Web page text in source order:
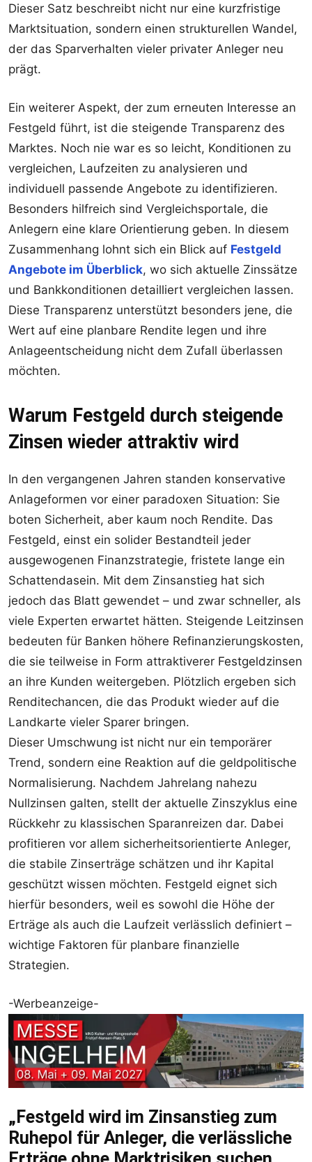
Dieser Satz beschreibt nicht nur eine kurzfristige
Marktsituation, sondern einen strukturellen Wandel,
der das Sparverhalten vieler privater Anleger neu
prägt.
Ein weiterer Aspekt, der zum erneuten Interesse an
Festgeld führt, ist die steigende Transparenz des
Marktes. Noch nie war es so leicht, Konditionen zu
vergleichen, Laufzeiten zu analysieren und
individuell passende Angebote zu identifizieren.
Besonders hilfreich sind Vergleichsportale, die
Anlegern eine klare Orientierung geben. In diesem
Zusammenhang lohnt sich ein Blick auf Festgeld
Angebote im Überblick, wo sich aktuelle Zinssätze
und Bankkonditionen detailliert vergleichen lassen.
Diese Transparenz unterstützt besonders jene, die
Wert auf eine planbare Rendite legen und ihre
Anlageentscheidung nicht dem Zufall überlassen
möchten.
Warum Festgeld durch steigende
Zinsen wieder attraktiv wird
In den vergangenen Jahren standen konservative
Anlageformen vor einer paradoxen Situation: Sie
boten Sicherheit, aber kaum noch Rendite. Das
Festgeld, einst ein solider Bestandteil jeder
ausgewogenen Finanzstrategie, fristete lange ein
Schattendasein. Mit dem Zinsanstieg hat sich
jedoch das Blatt gewendet – und zwar schneller, als
viele Experten erwartet hätten. Steigende Leitzinsen
bedeuten für Banken höhere Refinanzierungskosten,
die sie teilweise in Form attraktiverer Festgeldzinsen
an ihre Kunden weitergeben. Plötzlich ergeben sich
Renditechancen, die das Produkt wieder auf die
Landkarte vieler Sparer bringen.
Dieser Umschwung ist nicht nur ein temporärer
Trend, sondern eine Reaktion auf die geldpolitische
Normalisierung. Nachdem Jahrelang nahezu
Nullzinsen galten, stellt der aktuelle Zinszyklus eine
Rückkehr zu klassischen Sparanreizen dar. Dabei
profitieren vor allem sicherheitsorientierte Anleger,
die stabile Zinserträge schätzen und ihr Kapital
geschützt wissen möchten. Festgeld eignet sich
hierfür besonders, weil es sowohl die Höhe der
Erträge als auch die Laufzeit verlässlich definiert –
wichtige Faktoren für planbare finanzielle
Strategien.
-Werbeanzeige-
„Festgeld wird im Zinsanstieg zum
Ruhepol für Anleger, die verlässliche